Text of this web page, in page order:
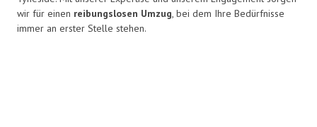
wir für einen reibungslosen Umzug, bei dem Ihre Bedürfnisse
immer an erster Stelle stehen.